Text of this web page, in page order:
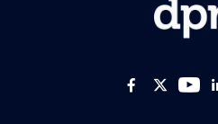
Like us